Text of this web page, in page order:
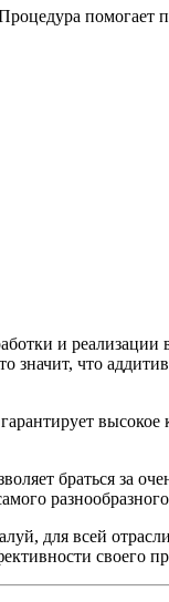
помогает
и реализации
что
высокое
браться за
для всей
своего